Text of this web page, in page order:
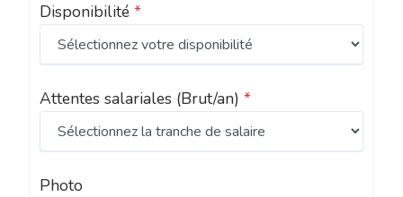
Disponibilité *
Attentes salariales (Brut/an) *
Photo